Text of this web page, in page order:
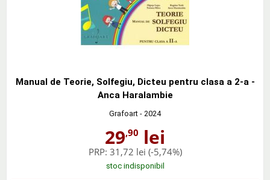
Manual de Teorie, Solfegiu, Dicteu pentru clasa a 2-a -
Anca Haralambie
Grafoart - 2024
29,90 lei
PRP: 31,72 lei (-5,74%)
stoc indisponibil